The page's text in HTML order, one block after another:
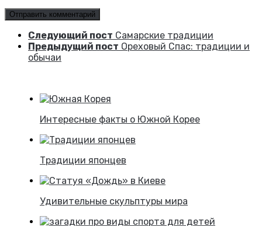
Следующий пост Самарские традиции
Предыдущий пост Ореховый Спас: традиции и
обычаи
Интересные факты о Южной Корее
Традиции японцев
Удивительные скульптуры мира